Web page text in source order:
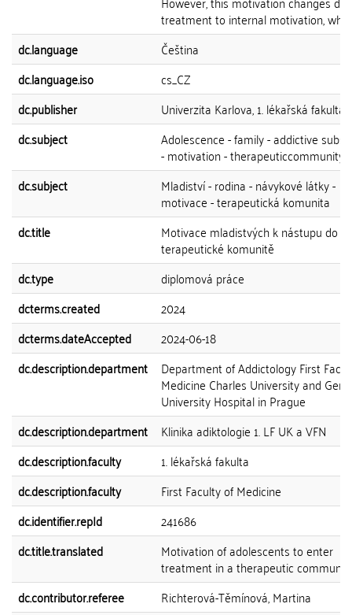
treatment to internal motivation,
dc.language
Čeština
dc.language.iso
cs_CZ
dc.publisher
Univerzita Karlova, 1. lékařská fakulta
dc.subject
Adolescence - family - addictive
- motivation - therapeuticcommunity
dc.subject
Mladiství - rodina - návykové látky -
motivace - terapeutická komunita
dc.title
Motivace mladistvých k nástupu do
terapeutické komunitě
dc.type
diplomová práce
dcterms.created
2024
dcterms.dateAccepted
2024-06-18
dc.description.department
Department of Addictology First
Medicine Charles University and
University Hospital in Prague
dc.description.department
Klinika adiktologie 1. LF UK a VFN
dc.description.faculty
1. lékařská fakulta
dc.description.faculty
First Faculty of Medicine
dc.identifier.repId
241686
dc.title.translated
Motivation of adolescents to enter
treatment in a therapeutic
dc.contributor.referee
Richterová-Těmínová, Martina